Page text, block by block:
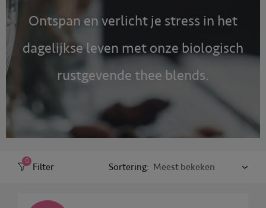
Ontspan en verlicht je stress in het
dagelijkse leven met onze biologisch
rustgevende thee blends.
Filter
0
Sortering: